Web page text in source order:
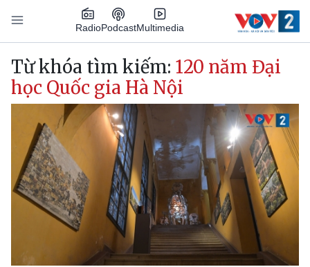
Nhảy đến nội dung
RadioPodcastMultimedia
Main navigation
Từ khóa tìm kiếm: 120 năm Đại
học Quốc gia Hà Nội